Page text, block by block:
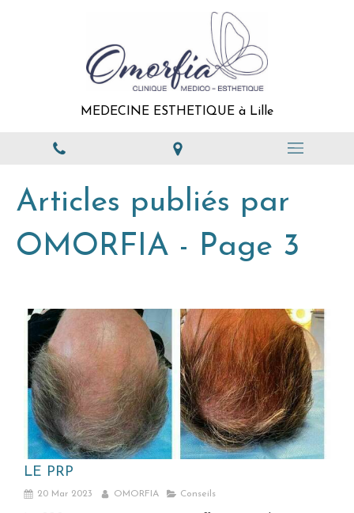
MEDECINE ESTHETIQUE à Lille
Articles publiés par
OMORFIA - Page 3
LE PRP
20 Mar 2023 OMORFIA Conseils